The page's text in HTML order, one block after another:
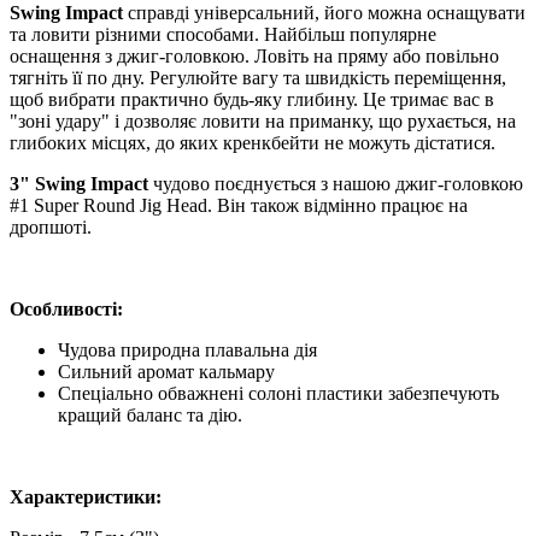
Swing Impact справді універсальний, його можна оснащувати
та ловити різними способами. Найбільш популярне
оснащення з джиг-головкою. Ловіть на пряму або повільно
тягніть її по дну. Регулюйте вагу та швидкість переміщення,
щоб вибрати практично будь-яку глибину. Це тримає вас в
"зоні удару" і дозволяє ловити на приманку, що рухається, на
глибоких місцях, до яких кренкбейти не можуть дістатися.
3" Swing Impact чудово поєднується з нашою джиг-головкою
#1 Super Round Jig Head. Він також відмінно працює на
дропшоті.
Особливості:
Чудова природна плавальна дія
Сильний аромат кальмару
Спеціально обважнені солоні пластики забезпечують
кращий баланс та дію.
Характеристики: